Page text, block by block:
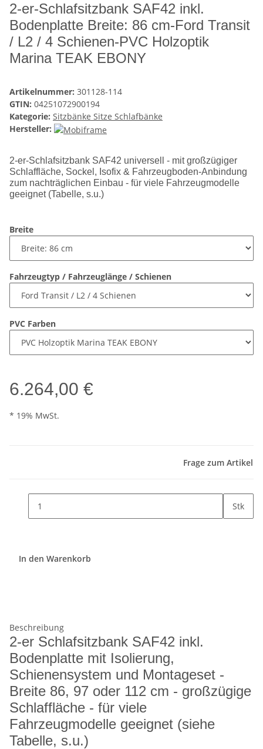
2-er-Schlafsitzbank SAF42 inkl.
Bodenplatte Breite: 86 cm-Ford Transit
/ L2 / 4 Schienen-PVC Holzoptik
Marina TEAK EBONY
Artikelnummer: 301128-114
GTIN: 04251072900194
Kategorie: Sitzbänke Sitze Schlafbänke
Hersteller:
2-er-Schlafsitzbank SAF42 universell - mit großzügiger
Schlaffläche, Sockel, Isofix & Fahrzeugboden-Anbindung
zum nachträglichen Einbau - für viele Fahrzeugmodelle
geeignet (Tabelle, s.u.)
Breite
Fahrzeugtyp / Fahrzeuglänge / Schienen
PVC Farben
6.264,00 €
* 19% MwSt.
Frage zum Artikel
Stk
In den Warenkorb
Beschreibung
2-er Schlafsitzbank SAF42 inkl.
Bodenplatte mit Isolierung,
Schienensystem und Montageset -
Breite 86, 97 oder 112 cm - großzügige
Schlaffläche - für viele
Fahrzeugmodelle geeignet (siehe
Tabelle, s.u.)